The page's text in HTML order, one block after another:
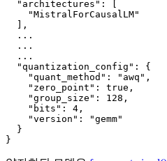
"architectures" :
"MistralForCausalLM"
,
  ...
  ...
  ...
"quantization_config" :
{
"quant_method" : "awq" ,
"zero_point" : true ,
"group_size" : 128 ,
"bits" : 4 ,
"version" :
"gemm"
}
}